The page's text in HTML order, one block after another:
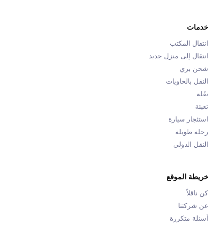
خدمات
انتقال المكتب
انتقال إلى منزل جديد
شحن بري
النقل بالحاويات
نقَلة
تعبئة
استئجار سيارة
رحلة طويلة
النقل الدولي
خريطة الموقع
كن ناقلاً
عن شركتنا
أسئلة متكررة